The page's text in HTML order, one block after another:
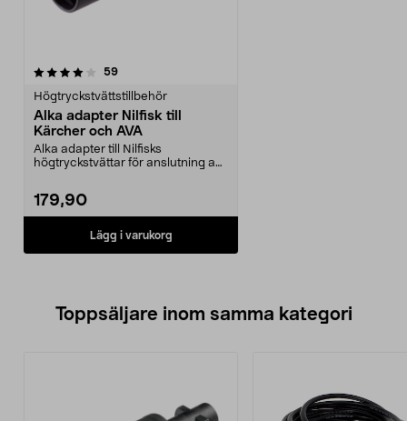
59recensioner
Högtryckstvättstillbehör
Alka adapter Nilfisk till
Kärcher och AVA
Alka adapter till Nilfisks
högtryckstvättar för anslutning av
179,90
Lägg i varukorg
Toppsäljare inom samma kategori